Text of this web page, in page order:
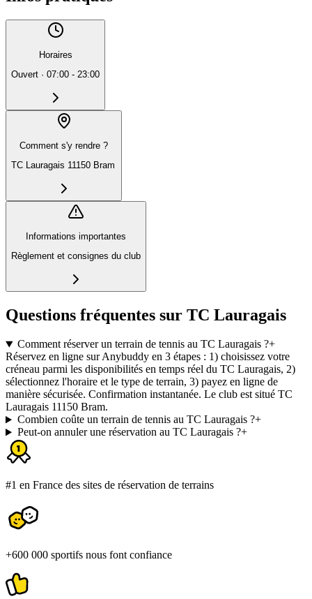
Horaires
Ouvert · 07:00 - 23:00
Comment s'y rendre ?
TC Lauragais 11150 Bram
Informations importantes
Règlement et consignes du club
Questions fréquentes sur TC Lauragais
Comment réserver un terrain de tennis au TC Lauragais ?+
Réservez en ligne sur Anybuddy en 3 étapes : 1) choisissez votre
créneau parmi les disponibilités en temps réel du TC Lauragais, 2)
sélectionnez l'horaire et le type de terrain, 3) payez en ligne de
manière sécurisée. Confirmation instantanée. Le club est situé TC
Lauragais 11150 Bram.
Combien coûte un terrain de tennis au TC Lauragais ?+
Peut-on annuler une réservation au TC Lauragais ?+
#1 en France des sites de réservation de terrains
+600 000 sportifs nous font confiance